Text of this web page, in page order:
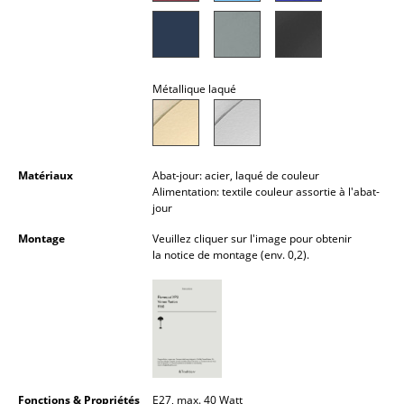
... voir tous les luminaires
Lits simples
Lits enfants
Tables de chevet et Accessoires de lit
... voir tous les lits
Horloges
Métallique laqué
Matériaux
Abat-jour: acier, laqué de couleur
Alimentation: textile couleur assortie à l'abat-
jour
Montage
Veuillez cliquer sur l'image pour obtenir
la notice de montage (env. 0,2).
Fonctions & Propriétés E27, max. 40 Watt